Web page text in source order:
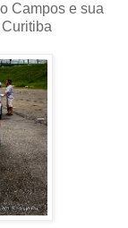
Campos e sua